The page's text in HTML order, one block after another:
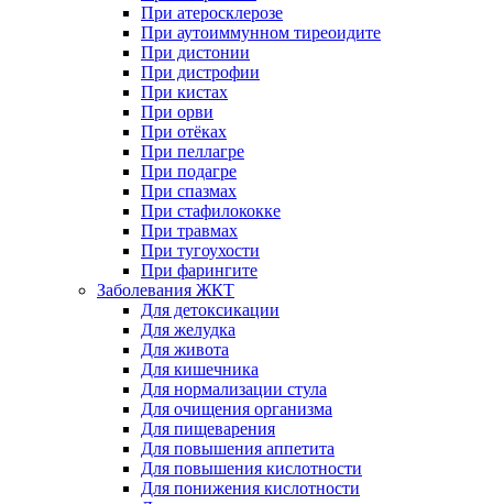
При атеросклерозе
При аутоиммунном тиреоидите
При дистонии
При дистрофии
При кистах
При орви
При отёках
При пеллагре
При подагре
При спазмах
При стафилококке
При травмах
При тугоухости
При фарингите
Заболевания ЖКТ
Для детоксикации
Для желудка
Для живота
Для кишечника
Для нормализации стула
Для очищения организма
Для пищеварения
Для повышения аппетита
Для повышения кислотности
Для понижения кислотности